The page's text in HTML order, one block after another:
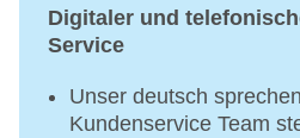
Digitaler und
Service
Unser deutsch
Kundenservice Team